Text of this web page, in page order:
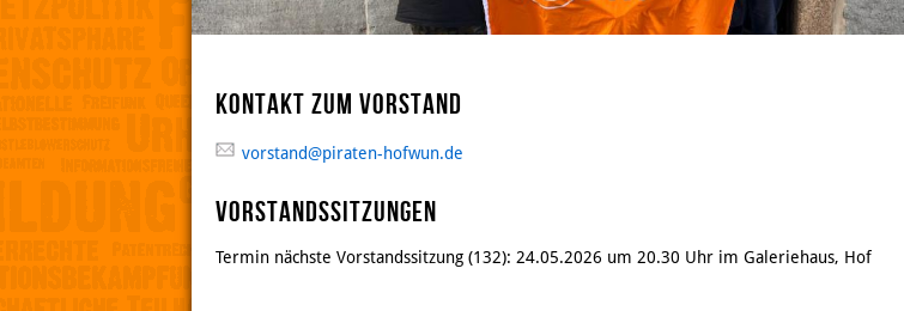
Kontakt zum Vorstand
vorstand@piraten-hofwun.de
Vorstandssitzungen
Termin nächste Vorstandssitzung (132): 24.05.2026 um 20.30 Uhr im Galeriehaus, Hof